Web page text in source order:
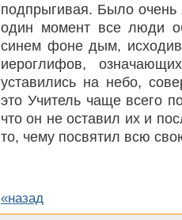
подпрыгивая. Было
один момент все люди
синем фоне дым,
иероглифов,
уставились на небо,
это Учитель чаще всего
что он не оставил их и
то, чему посвятил всю
«назад